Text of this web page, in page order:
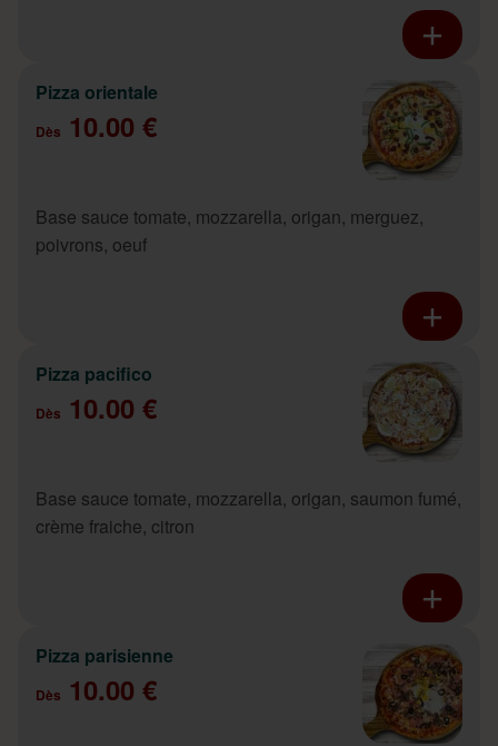
Pizza orientale
Dès 10.00 €
Base sauce tomate, mozzarella, origan, merguez,
poivrons, oeuf
Pizza pacifico
Dès 10.00 €
Base sauce tomate, mozzarella, origan, saumon fumé,
crème fraiche, citron
Pizza parisienne
Dès 10.00 €